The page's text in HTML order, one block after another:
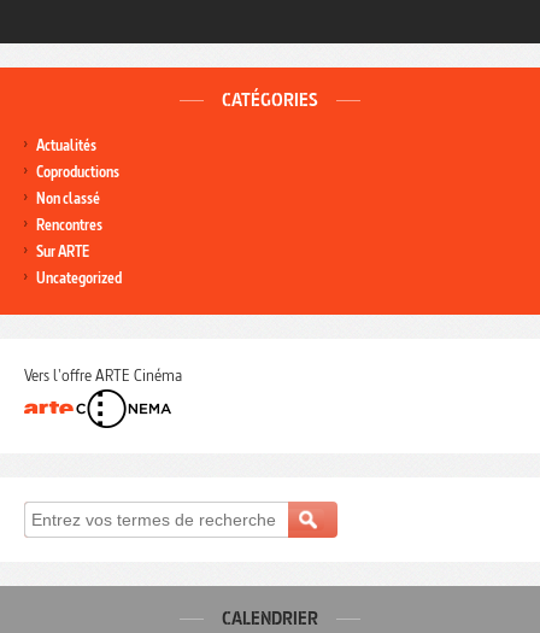
CATÉGORIES
Actualités
Coproductions
Non classé
Rencontres
Sur ARTE
Uncategorized
Vers l'offre ARTE Cinéma
CALENDRIER